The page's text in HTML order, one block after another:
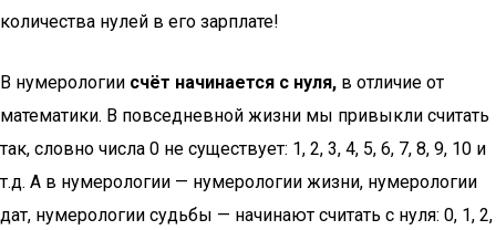
количества нулей в его зарплате!
В нумерологии счёт начинается с нуля, в отличие от
математики. В повседневной жизни мы привыкли считать
так, словно числа 0 не существует: 1, 2, 3, 4, 5, 6, 7, 8, 9, 10 и
т.д. А в нумерологии — нумерологии жизни, нумерологии
дат, нумерологии судьбы — начинают считать с нуля: 0, 1, 2,